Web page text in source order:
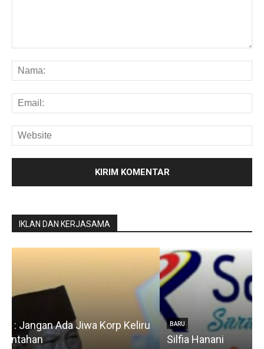
IKLAN DAN KERJASAMA
BARU
Silfia Hanani